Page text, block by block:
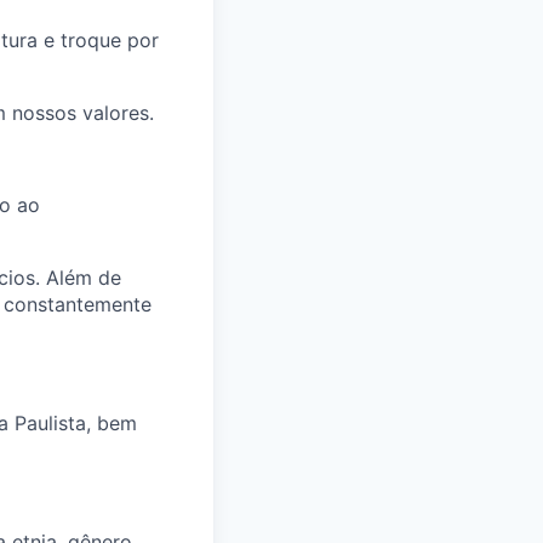
e troque por
nossos valores.
ao
Além de
Paulista, bem